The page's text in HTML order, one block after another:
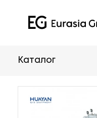
Каталог